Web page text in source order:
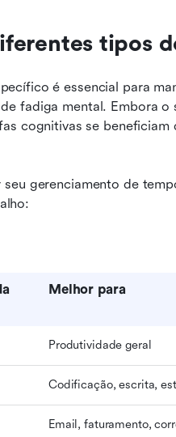
tipos
é essencial para
fadiga mental. Embora
cognitivas se beneficiam
gerenciamento de
Melhor para
Produtividade geral
Codificação, escrita,
Email, faturamento,